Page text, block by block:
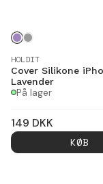
HOLDIT
Cover Silikone
Lavender
På lager
149 DKK
KØB